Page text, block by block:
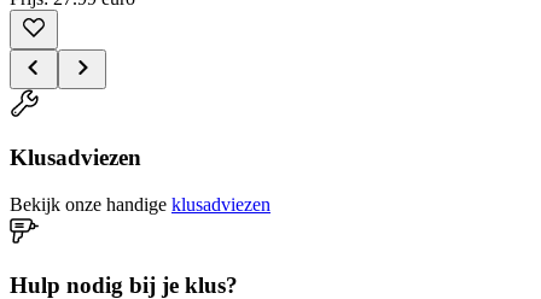
Klusadviezen
Bekijk onze handige klusadviezen
Hulp nodig bij je klus?